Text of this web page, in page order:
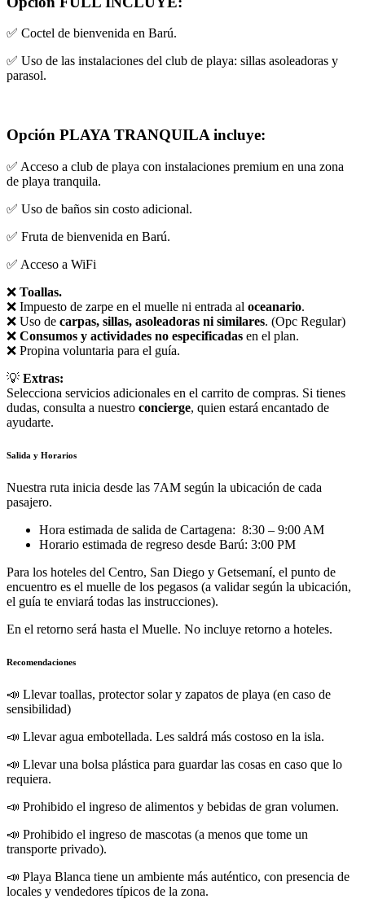
✅ Coctel de bienvenida en Barú.
✅ Uso de las instalaciones del club de playa: sillas asoleadoras y
parasol.
Opción PLAYA TRANQUILA incluye:
✅ Acceso a club de playa con instalaciones premium en una zona
de playa tranquila.
✅ Uso de baños sin costo adicional.
✅ Fruta de bienvenida en Barú.
✅ Acceso a WiFi
❌ Toallas.
❌ Impuesto de zarpe en el muelle ni entrada al oceanario.
❌ Uso de carpas, sillas, asoleadoras ni similares. (Opc Regular)
❌ Consumos y actividades no especificadas en el plan.
❌ Propina voluntaria para el guía.
💡 Extras:
Selecciona servicios adicionales en el carrito de compras. Si tienes
dudas, consulta a nuestro concierge, quien estará encantado de
ayudarte.
Salida y Horarios
Nuestra ruta inicia desde las 7AM según la ubicación de cada
pasajero.
Hora estimada de salida de Cartagena: 8:30 – 9:00 AM
Horario estimada de regreso desde Barú: 3:00 PM
Para los hoteles del Centro, San Diego y Getsemaní, el punto de
encuentro es el muelle de los pegasos (a validar según la ubicación,
el guía te enviará todas las instrucciones).
En el retorno será hasta el Muelle. No incluye retorno a hoteles.
Recomendaciones
📣 Llevar toallas, protector solar y zapatos de playa (en caso de
sensibilidad)
📣 Llevar agua embotellada. Les saldrá más costoso en la isla.
📣 Llevar una bolsa plástica para guardar las cosas en caso que lo
requiera.
📣 Prohibido el ingreso de alimentos y bebidas de gran volumen.
📣 Prohibido el ingreso de mascotas (a menos que tome un
transporte privado).
📣 Playa Blanca tiene un ambiente más auténtico, con presencia de
locales y vendedores típicos de la zona.